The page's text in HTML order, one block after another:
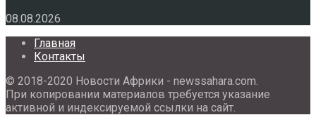
08.08.2026
Главная
Контакты
© 2018-2020 Новости Африки - newssahara.com.
При копировании материалов требуется указание
активной и индексируемой ссылки на сайт.